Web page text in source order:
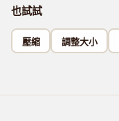
也試試
壓縮 調整大小